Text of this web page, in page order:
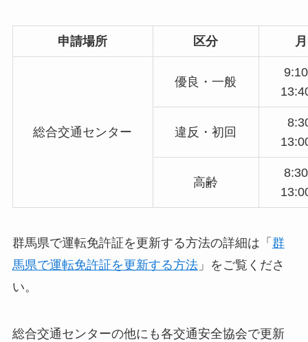
申請場所 区分
総合交通センター
優良・一般
違反・初回
高齢
群馬県で運転免許証を更新する方法の詳細は「 群
馬県で運転免許証を更新する方法」をご覧くださ
い。
総合交通センターの他にも各交通安全協会で更新